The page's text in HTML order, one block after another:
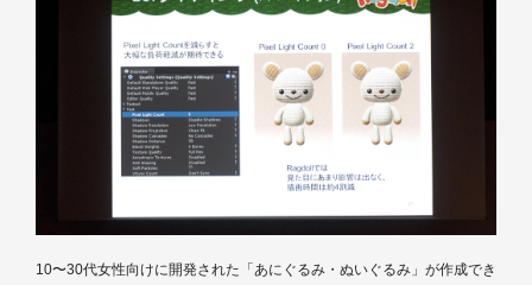
10〜30代女性向けに開発された「あにぐるみ・ぬいぐるみ」が作成でき